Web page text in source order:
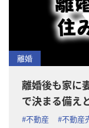
離婚
離婚後も家に
で決まる備え
#不動産
#不動産